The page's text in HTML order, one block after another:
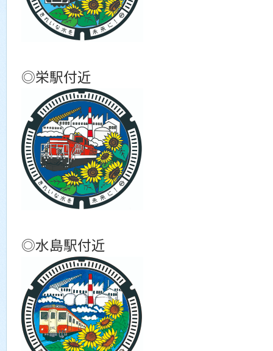
◎栄駅付近
◎水島駅付近